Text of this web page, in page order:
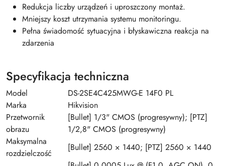
Redukcja liczby urządzeń i uproszczony montaż.
Mniejszy koszt utrzymania systemu monitoringu.
Pełna świadomość sytuacyjna i błyskawiczna reakcja na
zdarzenia
Specyfikacja techniczna
Model
DS-2SE4C425MWG-E 14F0 PL
Marka
Hikvision
Przetwornik
obrazu
[Bullet] 1/3" CMOS (progresywny); [PTZ]
1/2,8" CMOS (progresywny)
Maksymalna
rozdzielczość
[Bullet] 2560 × 1440; [PTZ] 2560 × 1440